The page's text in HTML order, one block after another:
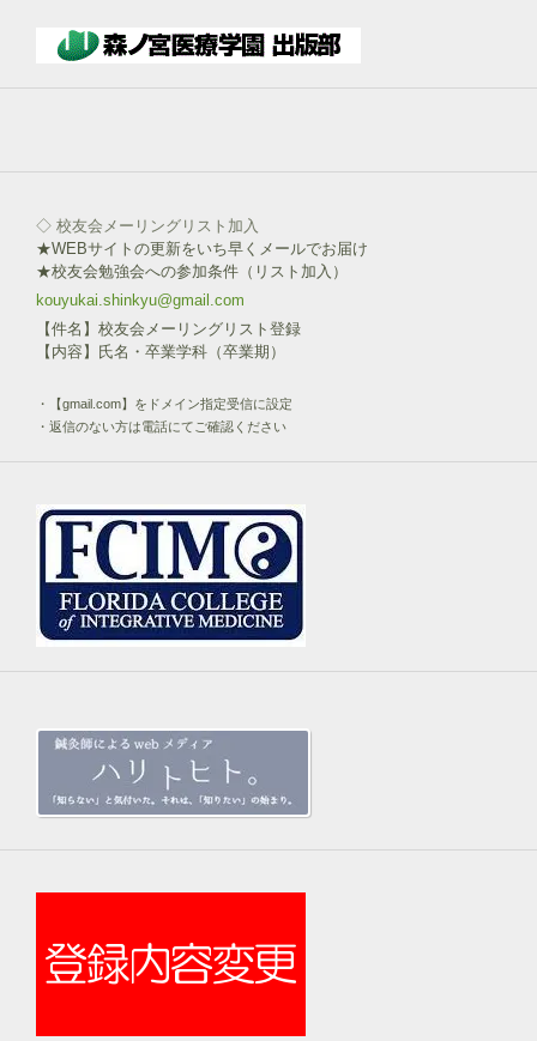
ン
◇ 校友会メーリングリスト加入
★WEBサイトの更新をいち早くメールでお届け
★校友会勉強会への参加条件（リスト加入）
kouyukai.shinkyu@gmail.com
【件名】校友会メーリングリスト登録
【内容】氏名・卒業学科（卒業期）
・【gmail.com】をドメイン指定受信に設定
・返信のない方は電話にてご確認ください